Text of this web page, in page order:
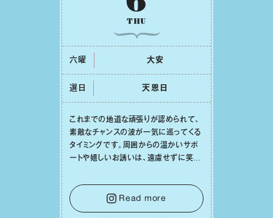
THU
六曜 ⼤安
選日 天恩⽇
これまでの地道な頑張りが認められて、
素敵なチャンスの波が⼀気に巡ってくる
タイミングです。周囲からの温かいサポ
ートや嬉しいお誘いは、遠慮せずに笑顔
せになっていくイメージを持って⼀歩を
踏み出して。⼀⼈⼀⼈の良いところが混
ざり合い、ハッピーな未来が形作られて
Read more